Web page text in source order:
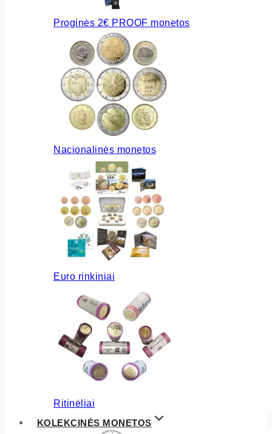
Proginės 2€ PROOF monetos
Nacionalinės monetos
Euro rinkiniai
Ritinėliai
KOLEKCINĖS MONETOS